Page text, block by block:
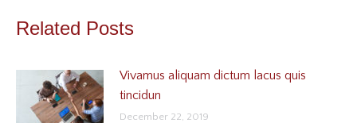
Related Posts
Vivamus aliquam dictum lacus quis
tincidun
December 22, 2019